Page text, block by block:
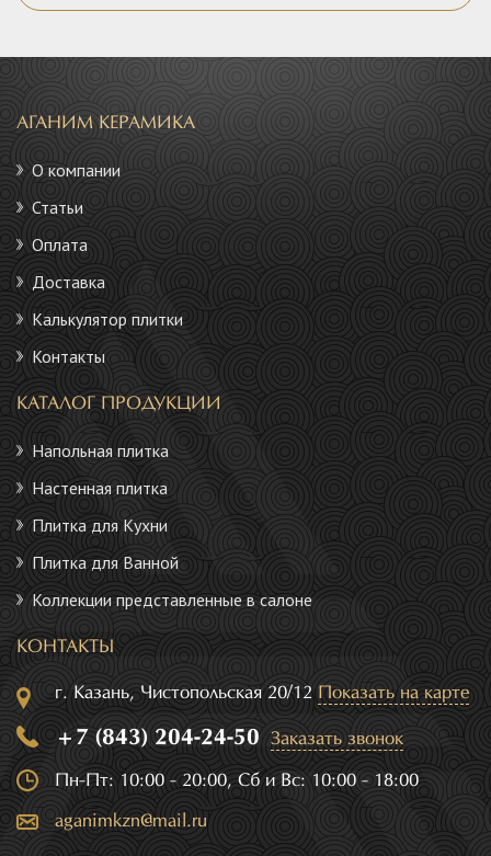
АГАНИМ КЕРАМИКА
О компании
Статьи
Оплата
Доставка
Калькулятор плитки
Контакты
КАТАЛОГ ПРОДУКЦИИ
Напольная плитка
Настенная плитка
Плитка для Кухни
Плитка для Ванной
Коллекции представленные в салоне
КОНТАКТЫ
г. Казань, Чистопольская 20/12 Показать на карте
+7 (843) 204-24-50 Заказать звонок
Пн-Пт: 10:00 - 20:00, Сб и Вс: 10:00 - 18:00
aganimkzn@mail.ru